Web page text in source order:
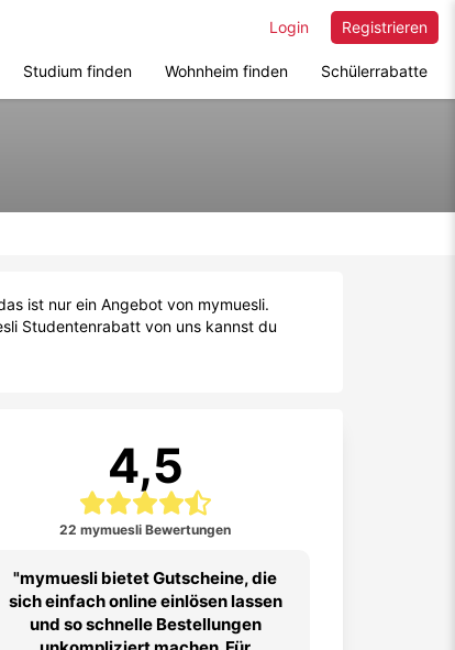
Registrieren
Login
Studium finden Wohnheim finden Schülerrabatte
ist nur ein Angebot von mymuesli.
Studentenrabatt von uns kannst du
4,5
22 mymuesli Bewertungen
mymuesli bietet Gutscheine, die
sich einfach online einlösen lassen
und so schnelle Bestellungen